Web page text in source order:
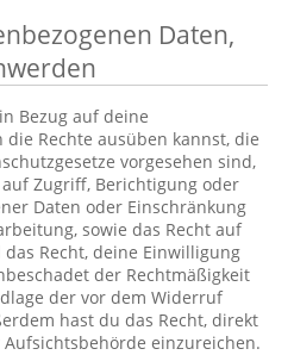
Daten,
Bezug auf deine
Rechte ausüben kannst, die
vorgesehen sind,
Zugriff, Berichtigung oder
Daten oder Einschränkung
sowie das Recht auf
Recht, deine Einwilligung
der Rechtmäßigkeit
der vor dem Widerruf
hast du das Recht, direkt
einzureichen.